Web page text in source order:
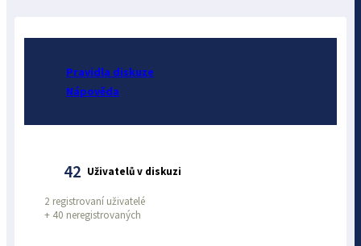
Pravidla diskuze
Nápověda
42 Uživatelů v diskuzi
2 registrovaní uživatelé
+ 40 neregistrovaných